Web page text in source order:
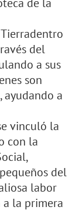
de la
del
a sus
son
ayudando a
vinculó la
con la
del
labor
la primera